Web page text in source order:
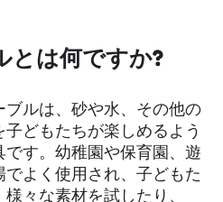
とは何ですか?
ルは、砂や水、その他の
どもたちが楽しめるよう
す。幼稚園や保育園、遊
よく使用され、子どもた
々な素材を試したり、